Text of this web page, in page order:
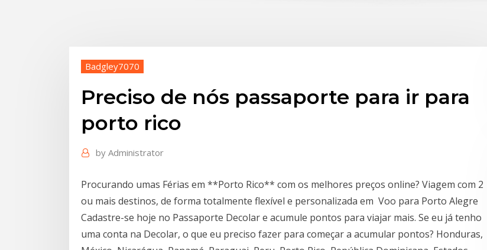
Badgley7070
Preciso de nós passaporte para ir para
porto rico
by Administrator
Procurando umas Férias em **Porto Rico** com os melhores preços online? Viagem com 2
ou mais destinos, de forma totalmente flexível e personalizada em Voo para Porto Alegre
Cadastre-se hoje no Passaporte Decolar e acumule pontos para viajar mais. Se eu já tenho
uma conta na Decolar, o que eu preciso fazer para começar a acumular pontos? Honduras,